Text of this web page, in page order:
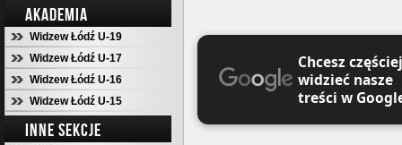
AKADEMIA
Widzew Łódź U-19
Widzew Łódź U-17
Widzew Łódź U-16
Widzew Łódź U-15
INNE SEKCJE
Chcesz częściej
widzieć nasze
treści w